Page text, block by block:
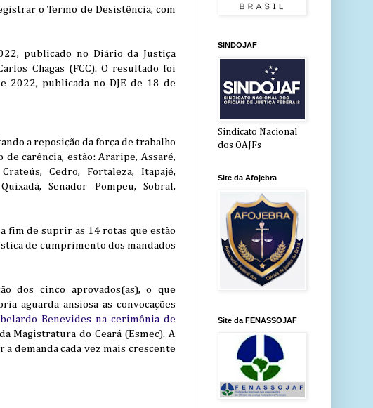
o Termo de Desistência, com
publicado no Diário da Justiça
Chagas (FCC). O resultado foi
2022, publicada no DJE de 18 de
a reposição da força de trabalho
carência, estão: Araripe, Assaré,
Cedro, Fortaleza, Itapajé,
Senador Pompeu, Sobral,
a fim de suprir as 14 rotas que estão
de cumprimento dos mandados
dos cinco aprovados(as), o que
aguarda ansiosa as convocações
Benevides na cerimônia de
Magistratura do Ceará (Esmec). A
demanda cada vez mais crescente
SINDOJAF
Sindicato Nacional
dos OAJFs
Site da Afojebra
Site da FENASSOJAF